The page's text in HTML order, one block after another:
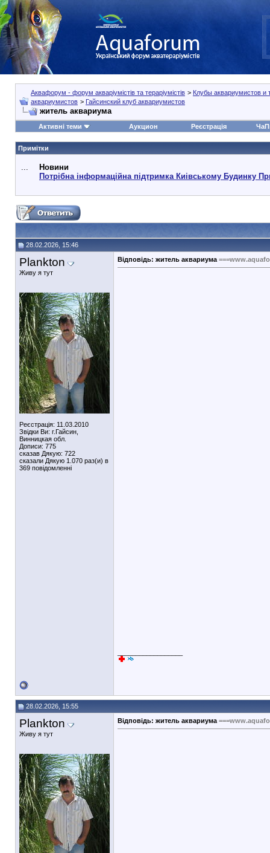
Аквафорум - форум акваріумістів та тераріумістів > Клубы аквариумистов и
аквариумистов > Гайсинский клуб аквариумистов
житель аквариума
Активні теми Аукцион Реєстрація
Примітки
...
Новини
Потрібна інформаційна підтримка Киівському Будинку
28.02.2026, 15:46
Plankton
Живу я тут
Реєстрація: 11.03.2010
Звідки Ви: г.Гайсин,
Винницкая обл.
Дописи: 775
сказав Дякую: 722
сказали Дякую 1.070 раз(и) в
369 повідомленні
Відповідь: житель аквариума
28.02.2026, 15:55
Plankton
Живу я тут
Відповідь: житель аквариума